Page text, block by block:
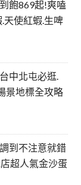
飽869起!爽嗑
天使紅蝦.生啤
中北屯必逛.
景地標全攻略
到不注意就錯
超人氣金沙蛋